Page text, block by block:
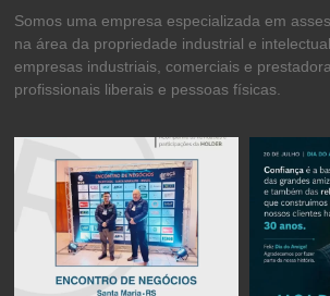
Somos uma empresa especializada em
na área da propriedade industrial e
empresas industriais, comerciais e
profissionais liberais e pessoas físicas.